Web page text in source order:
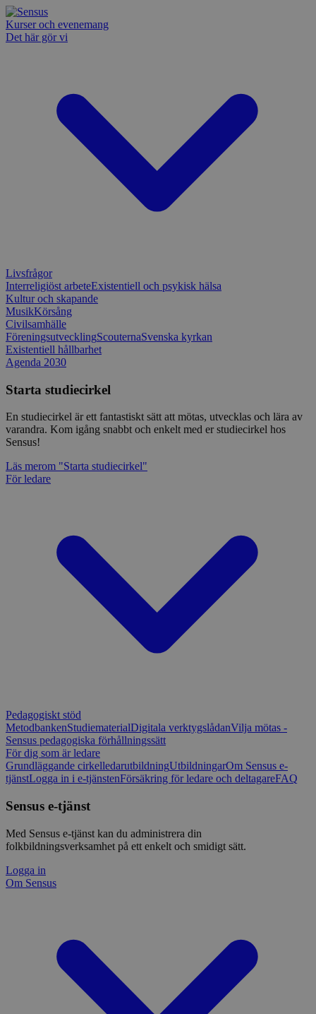
Kurser och evenemang
Det här gör vi
Livsfrågor
Interreligiöst arbeteExistentiell och psykisk hälsa
Kultur och skapande
MusikKörsång
Civilsamhälle
FöreningsutvecklingScouternaSvenska kyrkan
Existentiell hållbarhet
Agenda 2030
Starta studiecirkel
En studiecirkel är ett fantastiskt sätt att mötas, utvecklas och lära av
varandra. Kom igång snabbt och enkelt med er studiecirkel hos
Sensus!
Läs merom "Starta studiecirkel"
För ledare
Pedagogiskt stöd
MetodbankenStudiematerialDigitala verktygslådanVilja mötas -
Sensus pedagogiska förhållningssätt
För dig som är ledare
Grundläggande cirkelledarutbildningUtbildningarOm Sensus e-
tjänstLogga in i e-tjänstenFörsäkring för ledare och deltagareFAQ
Sensus e-tjänst
Med Sensus e-tjänst kan du administrera din
folkbildningsverksamhet på ett enkelt och smidigt sätt.
Logga in
Om Sensus